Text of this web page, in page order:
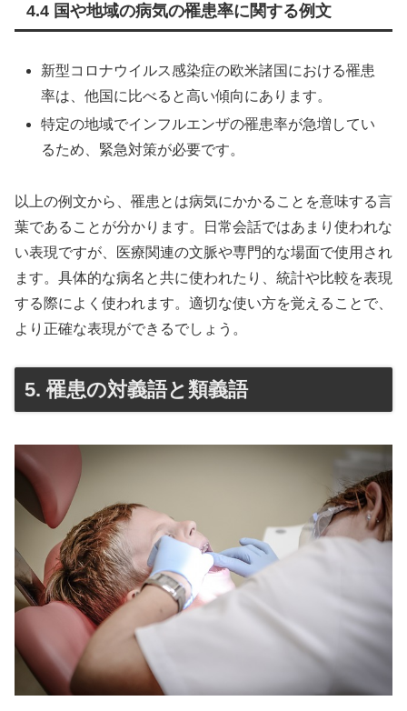
4.4 国や地域の病気の罹患率に関する例文
新型コロナウイルス感染症の欧米諸国における罹患
率は、他国に比べると高い傾向にあります。
特定の地域でインフルエンザの罹患率が急増してい
るため、緊急対策が必要です。
以上の例文から、罹患とは病気にかかることを意味する言
葉であることが分かります。日常会話ではあまり使われな
い表現ですが、医療関連の文脈や専門的な場面で使用され
ます。具体的な病名と共に使われたり、統計や比較を表現
する際によく使われます。適切な使い方を覚えることで、
より正確な表現ができるでしょう。
5. 罹患の対義語と類義語